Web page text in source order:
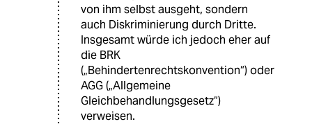
von ihm selbst ausgeht, sondern
auch Diskriminierung durch Dritte.
Insgesamt würde ich jedoch eher auf
die BRK
(„Behindertenrechtskonvention“) oder
AGG („Allgemeine
Gleichbehandlungsgesetz“)
verweisen.